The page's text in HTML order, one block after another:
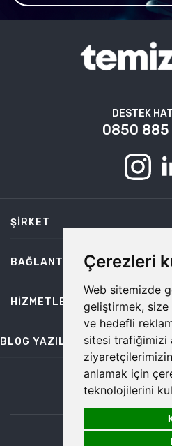
Çerezleri
Web sitemizde
geliştirmek,
ve hedefli
sitesi trafiğimizi
anlamak için
teknolojilerini
DESTEK
0850 885
ŞIRKET
BAĞLANTILAR
HIZMETLER
BLOG YAZILARI
©2026 Temiz, Her